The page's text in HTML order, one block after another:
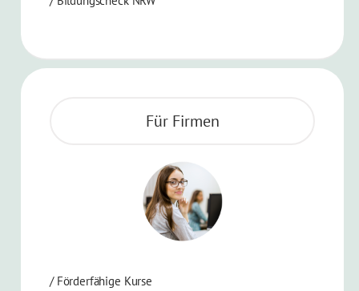
Für Firmen
/ Förderfähige Kurse